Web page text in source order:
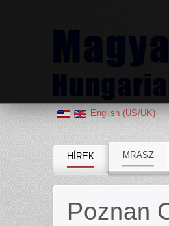
English (US/UK)
HÍREK MRASZ
Poznan